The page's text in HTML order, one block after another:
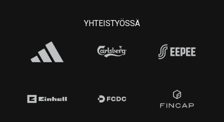
YHTEISTYÖSSÄ